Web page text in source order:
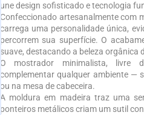
une design sofisticado e tecnologia
Confeccionado artesanalmente com
carrega uma personalidade única,
percorrem sua superfície. O
suave, destacando a beleza orgânica
O mostrador minimalista, livre
complementar qualquer ambiente —
ou na mesa de cabeceira.
A moldura em madeira traz uma
ponteiros metálicos criam um sutil